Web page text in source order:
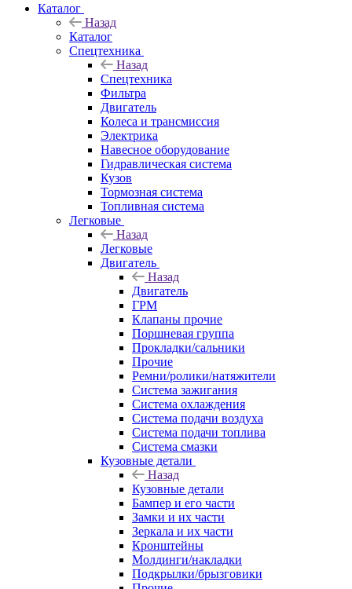
Каталог
Назад
Каталог
Спецтехника
Назад
Спецтехника
Фильтра
Двигатель
Колеса и трансмиссия
Электрика
Навесное оборудование
Гидравлическая система
Кузов
Тормозная система
Топливная система
Легковые
Назад
Легковые
Двигатель
Назад
Двигатель
ГРМ
Клапаны прочие
Поршневая группа
Прокладки/сальники
Прочие
Ремни/ролики/натяжители
Система зажигания
Система охлаждения
Система подачи воздуха
Система подачи топлива
Система смазки
Кузовные детали
Назад
Кузовные детали
Бампер и его части
Замки и их части
Зеркала и их части
Кронштейны
Молдинги/накладки
Подкрылки/брызговики